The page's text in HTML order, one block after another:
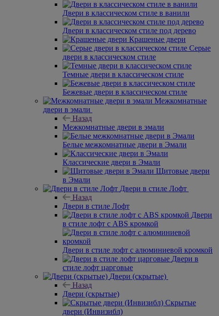
Двери в классическом стиле в ванили
Двери в классическом стиле под дерево
Крашеные двери
Серые
двери в классическом стиле
Темные двери в классическом стиле
Бежевые двери в классическом стиле
Межкомнатные
двери в эмали
Назад
Межкомнатные двери в эмали
Белые межкомнатные двери в Эмали
Классические двери в Эмали
Щитовые двери
в Эмали
Двери в стиле Лофт
Назад
Двери в стиле Лофт
Двери
в стиле лофт с ABS кромкой
Двери в стиле лофт с алюминиевой кромкой
Двери в
стиле лофт царговые
Двери (скрытые)
Назад
Двери (скрытые)
Скрытые
двери (Инвизибл)